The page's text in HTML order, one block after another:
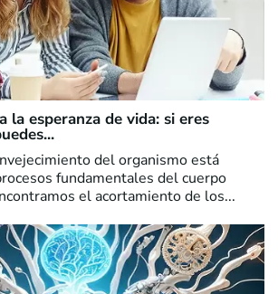
la esperanza de vida: si eres
del organismo está
fundamentales del cuerpo
el acortamiento de los...